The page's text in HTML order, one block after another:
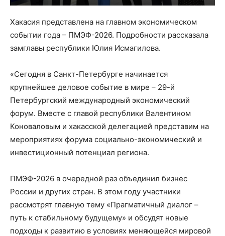
Хакасия представлена на главном экономическом
событии года – ПМЭФ-2026. Подробности рассказала
замглавы республики Юлия Исмагилова.
«Сегодня в Санкт-Петербурге начинается
крупнейшее деловое событие в мире – 29-й
Петербургский международный экономический
форум. Вместе с главой республики Валентином
Коноваловым и хакасской делегацией представим на
мероприятиях форума социально-экономический и
инвестиционный потенциал региона.
ПМЭФ-2026 в очередной раз объединил бизнес
России и других стран. В этом году участники
рассмотрят главную тему «Прагматичный диалог –
путь к стабильному будущему» и обсудят новые
подходы к развитию в условиях меняющейся мировой